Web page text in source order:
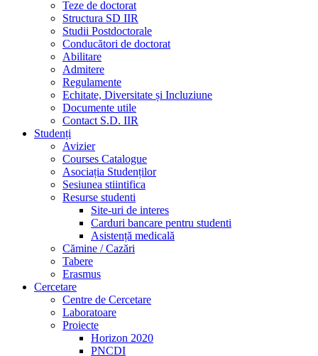
Teze de doctorat
Structura SD IIR
Studii Postdoctorale
Conducători de doctorat
Abilitare
Admitere
Regulamente
Echitate, Diversitate și Incluziune
Documente utile
Contact S.D. IIR
Studenți
Avizier
Courses Catalogue
Asociația Studenților
Sesiunea stiintifica
Resurse studenti
Site-uri de interes
Carduri bancare pentru studenti
Asistență medicală
Cămine / Cazări
Tabere
Erasmus
Cercetare
Centre de Cercetare
Laboratoare
Proiecte
Horizon 2020
PNCDI